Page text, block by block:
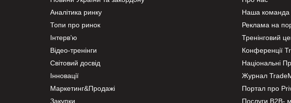
Аналітика ринку
Топи про ринок
Інтерв’ю
Відео-тренінги
Світовий досвід
Інновації
Маркетинг&Продажі
Закупки
Наша команда
Реклама на
Тренінговий
Конференції
Національні
Журнал
Портал про
Послуги В2В-